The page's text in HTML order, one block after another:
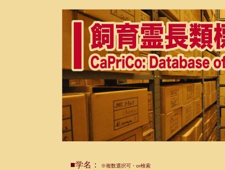
■学名： ※複数選択可・or検索